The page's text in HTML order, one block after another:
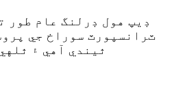
ڊيپ هول ڊرلنگ عام طور
ٽرانسپورٽ سوراخ جي
ٿيندي آهي ۽